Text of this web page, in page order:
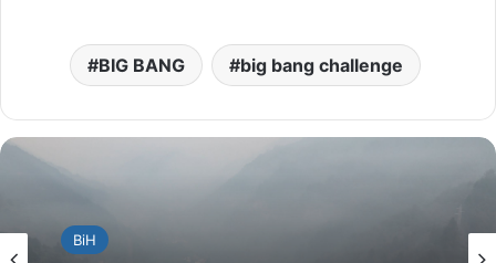
BIG BANG big bang challenge
BiH